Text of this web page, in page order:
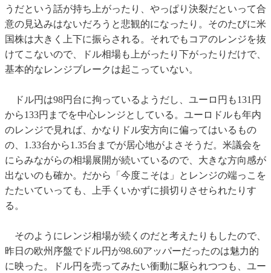
うだという話が持ち上がったり、やっぱり決裂だといって合
意の見込みはないだろうと悲観的になったり。そのたびに米
国株は大きく上下に振らされる。それでもコアのレンジを抜
けてこないので、ドル相場も上がったり下がったりだけで、
基本的なレンジブレークは起こっていない。
ドル円は98円台に拘っているようだし、ユーロ円も131円
から133円までを中心レンジとしている。ユーロドルも年内
のレンジで見れば、かなりドル安方向に偏ってはいるもの
の、1.33台から1.35台までが居心地がよさそうだ。米議会を
にらみながらの相場展開が続いているので、大きな方向感が
出ないのも確か。だから「今度こそは」とレンジの端っこを
たたいていっても、上手くいかずに損切りさせられたりす
る。
そのようにレンジ相場が続くのだと考えたりもしたので、
昨日の欧州序盤でドル円が98.60アッパーだったのは魅力的
に映った。ドル円を売ってみたい衝動に駆られつつも、ユー